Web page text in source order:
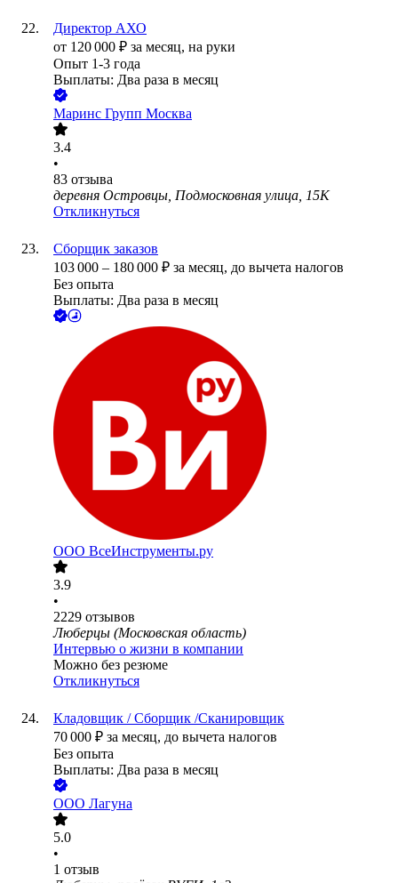
Директор АХО
от 120 000 ₽ за месяц, на руки
Опыт 1-3 года
Выплаты: Два раза в месяц
Маринс Групп Москва
3.4
•
83 отзыва
деревня Островцы, Подмосковная улица, 15К
Откликнуться
Сборщик заказов
103 000 – 180 000 ₽ за месяц, до вычета налогов
Без опыта
Выплаты: Два раза в месяц
ООО ВсеИнструменты.ру
3.9
•
2229 отзывов
Люберцы (Московская область)
Интервью о жизни в компании
Можно без резюме
Откликнуться
Кладовщик / Сборщик /Сканировщик
70 000 ₽ за месяц, до вычета налогов
Без опыта
Выплаты: Два раза в месяц
ООО Лагуна
5.0
•
1 отзыв